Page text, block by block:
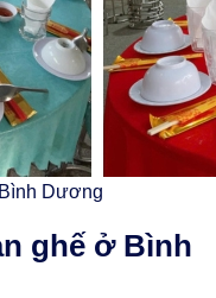
Dương
ghế ở Bình